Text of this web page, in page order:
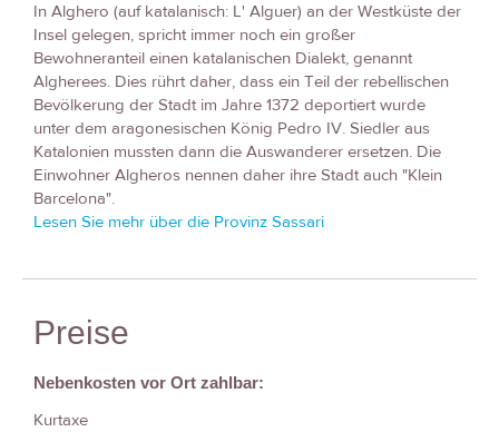
In Alghero (auf katalanisch: L' Alguer) an der Westküste der
Insel gelegen, spricht immer noch ein großer
Bewohneranteil einen katalanischen Dialekt, genannt
Algherees. Dies rührt daher, dass ein Teil der rebellischen
Bevölkerung der Stadt im Jahre 1372 deportiert wurde
unter dem aragonesischen König Pedro IV. Siedler aus
Katalonien mussten dann die Auswanderer ersetzen. Die
Einwohner Algheros nennen daher ihre Stadt auch "Klein
Barcelona".
Lesen Sie mehr über die Provinz Sassari
Preise
Nebenkosten vor Ort zahlbar:
Kurtaxe